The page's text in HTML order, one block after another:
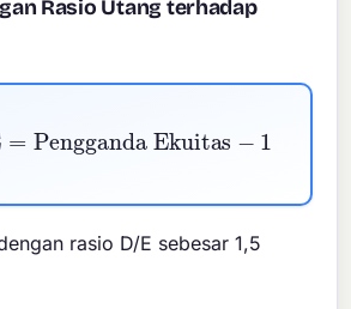
Rasio Utang terhadap
Pengganda Ekuitas 1
rasio D/E sebesar 1,5